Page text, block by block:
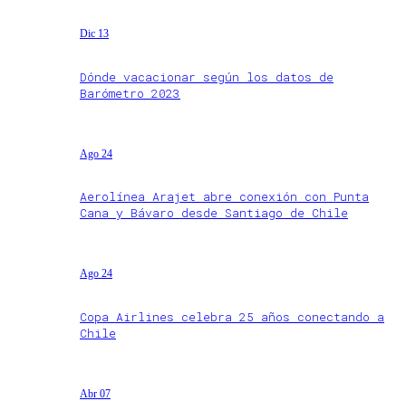
Dic 13
Dónde vacacionar según los datos de
Barómetro 2023
Ago 24
Aerolínea Arajet abre conexión con Punta
Cana y Bávaro desde Santiago de Chile
Ago 24
Copa Airlines celebra 25 años conectando a
Chile
Abr 07